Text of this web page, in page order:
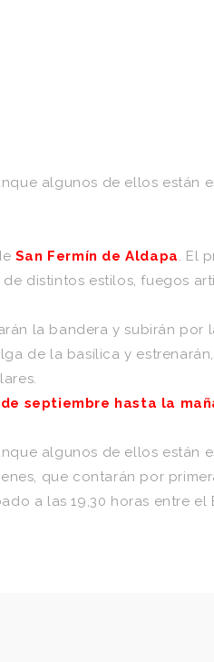
algunos de ellos están
San Fermín de Aldapa. El
distintos estilos, fuegos
la bandera y subirán
de la basílica y
septiembre hasta la
algunos de ellos están
que contarán por
a las 19,30 horas entre